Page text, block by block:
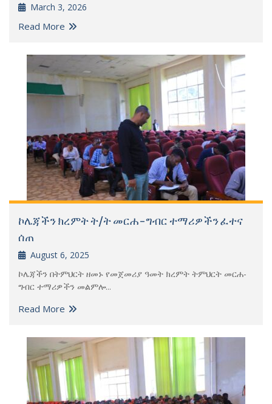
March 3, 2026
Read More
ኮሌጃችን ክረምት ት/ት መርሐ-ግብር ተማሪዎችን ፈተና
ሰጠ
August 6, 2025
ኮሌጃችን በትምህርት ዘመኑ የመጀመሪያ ዓመት ክረምት ትምህርት መርሐ-
ግብር ተማሪዎችን መልምሎ...
Read More